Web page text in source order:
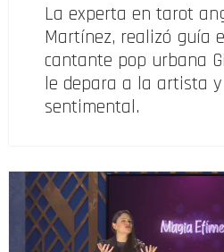
La experta en tarot
Martínez, realizó guía
cantante pop urbana
le depara a la artista
sentimental.